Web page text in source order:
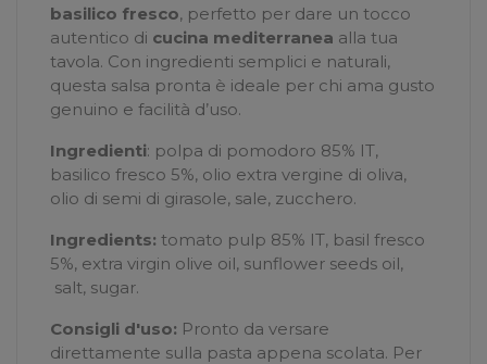
basilico fresco, perfetto per dare un tocco
autentico di cucina mediterranea alla tua
tavola. Con ingredienti semplici e naturali,
questa salsa pronta è ideale per chi ama gusto
genuino e facilità d’uso.
Ingredienti: polpa di pomodoro 85% IT,
basilico fresco 5%, olio extra vergine di oliva,
olio di semi di girasole, sale, zucchero.
Ingredients: tomato pulp 85% IT, basil fresco
5%, extra virgin olive oil, sunflower seeds oil,
salt, sugar.
Consigli d'uso: Pronto da versare
direttamente sulla pasta appena scolata. Per